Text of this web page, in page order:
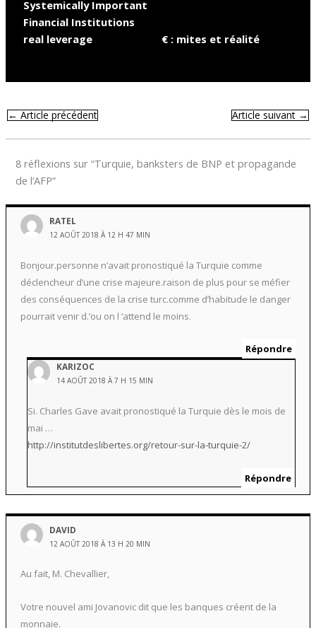
Systemically Important
Financial Institutions
real leverage
€ : mites et réalité
← Article précédent Article suivant →
8 réflexions sur “Turquie, banksters de BNP et propagande
de l’AFP”
RATEL
12 AOÛT 2018 À 12 H 47 MIN
Bonjour.personne n’avait pronostiqué la Turquie comme
déclencheur d’une crise majeure.raison de plus pour se méfier
des conséquences de la crise turc.comme d’habitude le danger
pourrait venir d.’ou on l ‘attend le moins.
Répondre
KARIZOC
14 AOÛT 2018 À 7 H 15 MIN
Si. Charles Gave avait pronostiqué la Turquie dès le mois de
mai …
http://institutdeslibertes.org/retour-sur-la-turquie-2/
Répondre
DAVID
12 AOÛT 2018 À 13 H 20 MIN
Au fait, M. Chevallier,
Votre nouvel ami Jovanovic dit que les banques créent de la
monnaie.